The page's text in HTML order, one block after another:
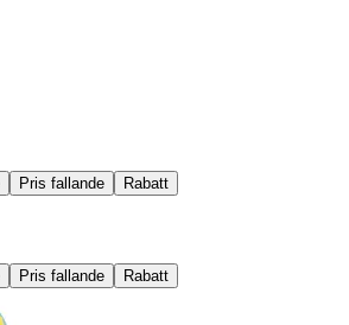
Pris fallande Rabatt
Pris fallande Rabatt